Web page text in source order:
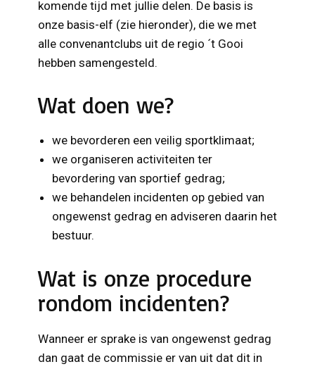
komende tijd met jullie delen. De basis is
onze basis-elf (zie hieronder), die we met
alle convenantclubs uit de regio ´t Gooi
hebben samengesteld.
Wat doen we?
we bevorderen een veilig sportklimaat;
we organiseren activiteiten ter
bevordering van sportief gedrag;
we behandelen incidenten op gebied van
ongewenst gedrag en adviseren daarin het
bestuur.
Wat is onze procedure
rondom incidenten?
Wanneer er sprake is van ongewenst gedrag
dan gaat de commissie er van uit dat dit in